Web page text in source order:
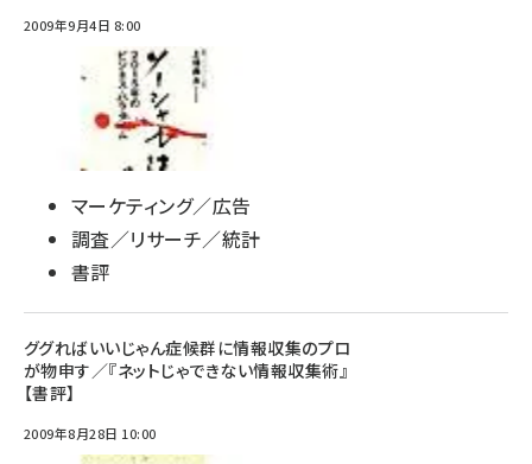
2009年9月4日 8:00
マーケティング／広告
調査／リサーチ／統計
書評
ググればいいじゃん症候群に情報収集のプロ
が物申す／『ネットじゃできない情報収集術』
【書評】
2009年8月28日 10:00